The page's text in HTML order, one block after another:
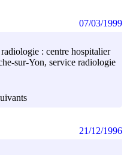
: centre hospitalier
sur-Yon, service radiologie
07/03/1999
21/12/1996